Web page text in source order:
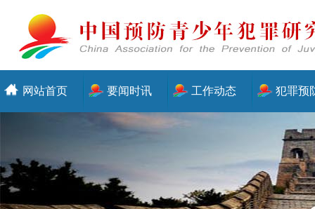
网站首页 要闻时讯 工作动态 犯罪预